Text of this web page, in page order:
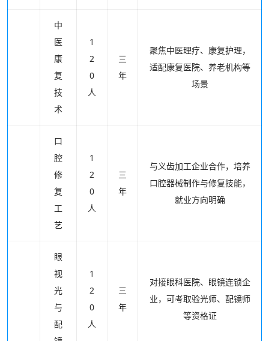
中
医
康
复
技
术
1
2
0
人
三
年
聚焦中医理疗、康复护理，
适配康复医院、养老机构等
场景
口
腔
修
复
工
艺
1
2
0
人
三
年
与义齿加工企业合作，培养
口腔器械制作与修复技能，
就业方向明确
眼
视
光
与
配
1
2
0
人
三
年
对接眼科医院、眼镜连锁企
业，可考取验光师、配镜师
等资格证